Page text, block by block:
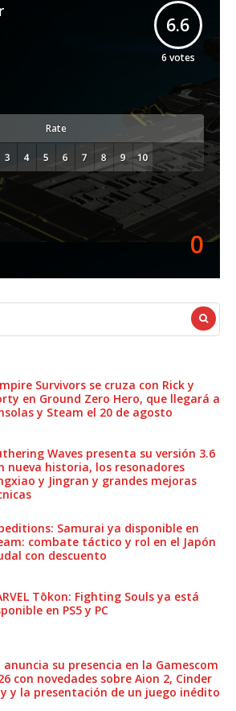
6.6
6 votes
Rate
0
Survivors se cruza con Rick y
en Ground Zero Hero, que llegará a
y Steam el 20 de agosto
Waves presenta su versión 3.6
nueva historia, los resonadores
y Jingran y grandes mejoras
Samurai ya disponible en
combate táctico y rol en el Japón
con descuento
Tōkon: Fighting Souls ya está
en PS5 y PC
anuncia su presencia en la Gamescom
con novedades sobre Aion 2, Cinder
y la presentación de un juego inédito